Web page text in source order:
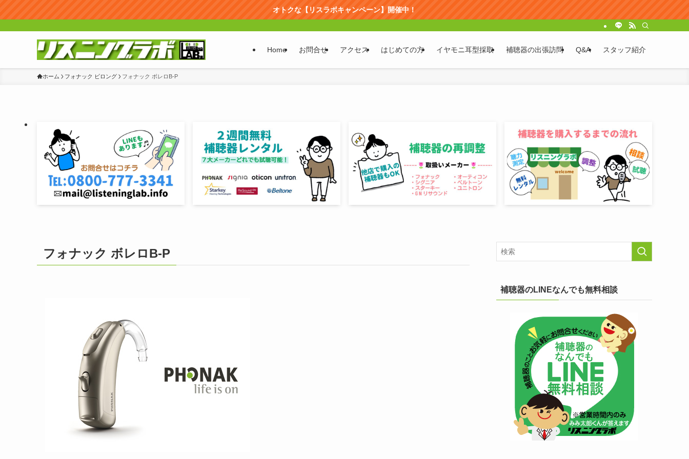
オトクな【リスラボキャンペーン】開催中！
Home お問合せ アクセス はじめての方 イヤモニ耳型採取 補聴器の出張訪問 Q&A スタッフ紹介
ホーム フォナック ビロング フォナック ボレロB-P
フォナック ボレロB-P
補聴器のLINEなんでも無料相談